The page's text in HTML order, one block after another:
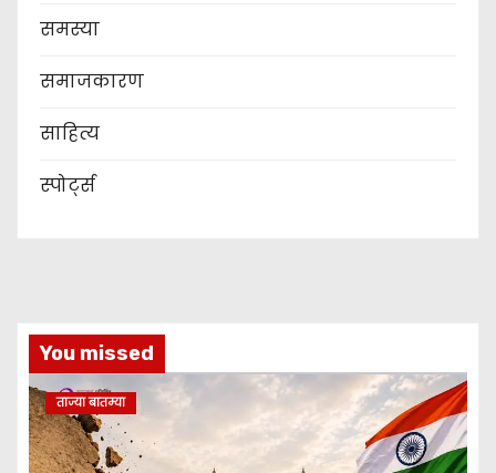
समस्या
समाजकारण
साहित्य
स्पोर्ट्स
You missed
ताज्या बातम्या